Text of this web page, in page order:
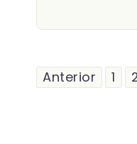
Anterior 1